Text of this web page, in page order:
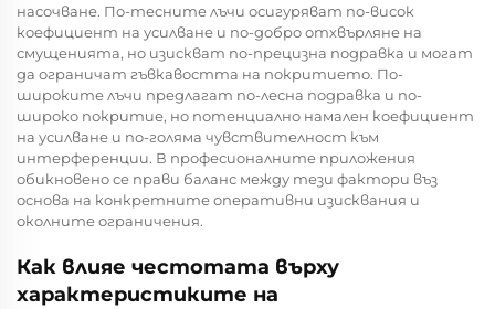
насочване. По-тесните лъчи осигуряват по-висок
коефициент на усилване и по-добро отхвърляне на
смущенията, но изискват по-прецизна подравка и могат
да ограничат гъвкавостта на покритието. По-
широките лъчи предлагат по-лесна подравка и по-
широко покритие, но потенциално намален коефициент
на усилване и по-голяма чувствителност към
интерференции. В професионалните приложения
обикновено се прави баланс между тези фактори въз
основа на конкретните оперативни изисквания и
околните ограничения.
Как влияе честотата върху
характеристиките на